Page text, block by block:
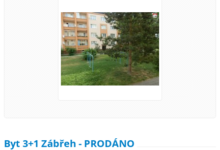
Byt 3+1 Zábřeh - PRODÁNO